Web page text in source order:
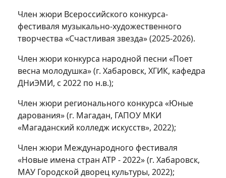
Член жюри Всероссийского конкурса-
фестиваля музыкально-художественного
творчества «Счастливая звезда» (2025-2026).
Член жюри конкурса народной песни «Поет
весна молодушка» (г. Хабаровск, ХГИК, кафедра
ДНиЭМИ, с 2022 по н.в.);
Член жюри регионального конкурса «Юные
дарования» (г. Магадан, ГАПОУ МКИ
«Магаданский колледж искусств», 2022);
Член жюри Международного фестиваля
«Новые имена стран АТР - 2022» (г. Хабаровск,
МАУ Городской дворец культуры, 2022);